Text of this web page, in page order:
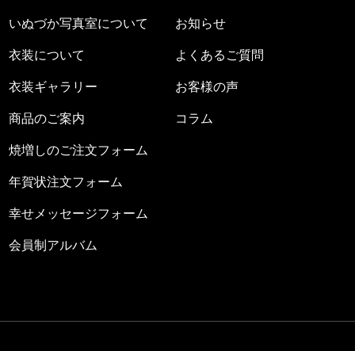
いぬづか写真室について
衣装について
衣装ギャラリー
商品のご案内
焼増しのご注文フォーム
年賀状注文フォーム
幸せメッセージフォーム
会員制アルバム
お知らせ
よくあるご質問
お客様の声
コラム